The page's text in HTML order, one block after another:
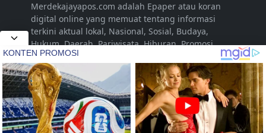
Merdekajayapos.com adalah Epaper atau koran
digital online yang memuat tentang informasi
terkini aktual lokal, Nasional, Sosial, Budaya,
Hukum, Daerah, Pariwisata, Hiburan, Promosi,
Pertanian, Livestyle, Video, Musik yang disajikan
untuk dan dari Kota Jepara Indonesia. Namun
seiring dengan berjalannya waktu dalam
pengembangan, diharapkan dapat menjangkau
hingga pada tingkat Nasional